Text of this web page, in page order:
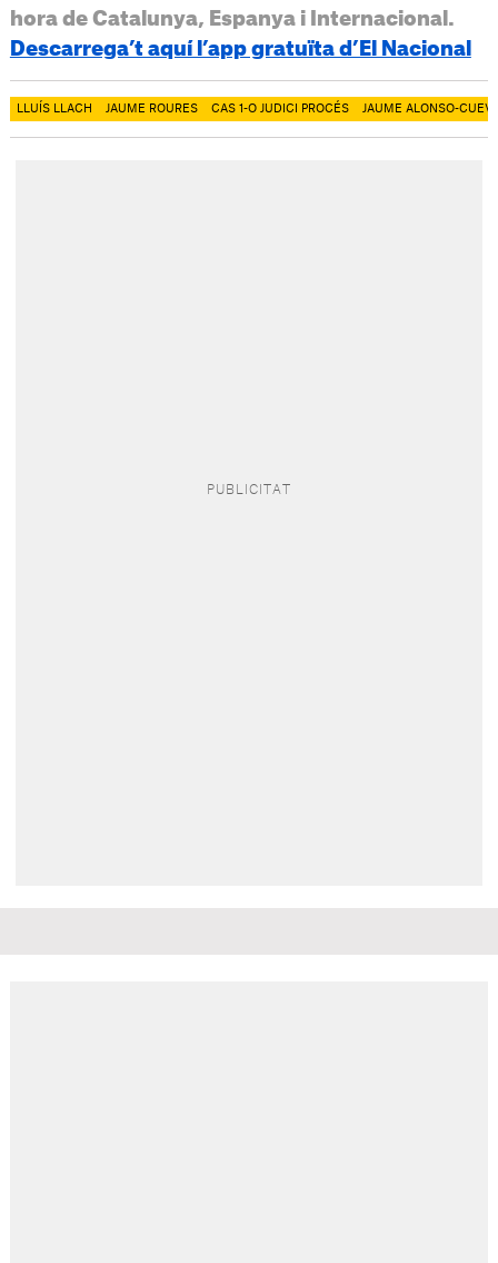
hora de Catalunya, Espanya i Internacional.
Descarrega’t aquí l’app gratuïta d’El Nacional
LLUÍS LLACH JAUME ROURES CAS 1-O JUDICI PROCÉS JAUME ALONSO-